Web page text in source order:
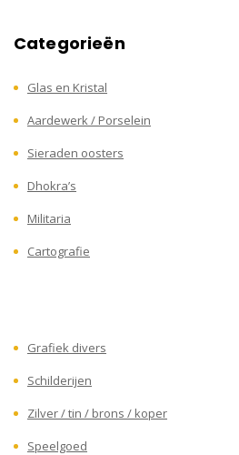
Categorieën
Glas en Kristal
Aardewerk / Porselein
Sieraden oosters
Dhokra’s
Militaria
Cartografie
Grafiek divers
Schilderijen
Zilver / tin / brons / koper
Speelgoed